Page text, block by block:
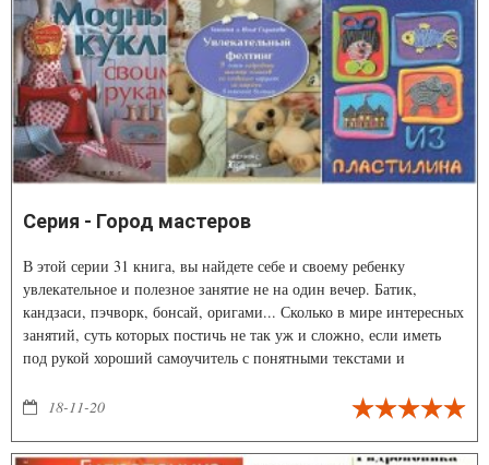
Серия - Город мастеров
В этой серии 31 книга, вы найдете себе и своему ребенку
увлекательное и полезное занятие не на один вечер. Батик,
кандзаси, пэчворк, бонсай, оригами... Сколько в мире интересных
занятий, суть которых постичь не так уж и сложно, если иметь
под рукой хороший самоучитель с понятными текстами и
18-11-20